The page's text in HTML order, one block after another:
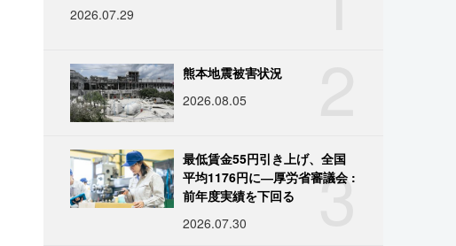
2026.07.29
熊本地震被害状況
2026.08.05
3
最低賃金55円引き上げ、全国
平均1176円に―厚労省審議会 :
前年度実績を下回る
2026.07.30